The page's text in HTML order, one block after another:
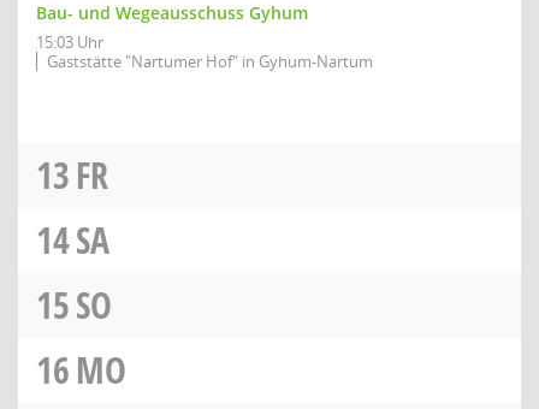
Bau- und Wegeausschuss Gyhum
15:03 Uhr
Gaststätte "Nartumer Hof" in Gyhum-Nartum
13FR
14SA
15SO
16MO